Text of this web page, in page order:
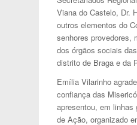
Viana do Castelo, Dr.
outros elementos do
senhores provedores,
dos órgãos sociais
distrito de Braga e da
Emília Vilarinho
confiança das
apresentou, em linhas
de Ação, organizado